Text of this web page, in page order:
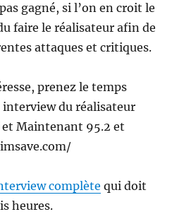
gagné, si l’on en croit le
faire le réalisateur afin de
attaques et critiques.
prenez le temps
interview du réalisateur
Maintenant 95.2 et
complète qui doit
heures.